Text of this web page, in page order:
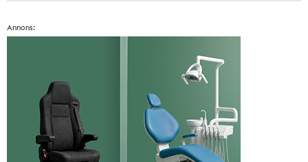
Annons: